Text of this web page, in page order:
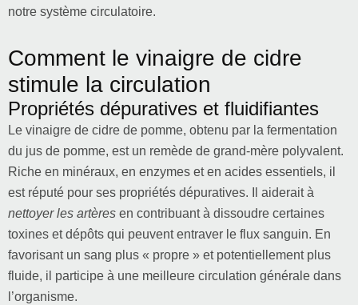
notre système circulatoire.
Comment le vinaigre de cidre
stimule la circulation
Propriétés dépuratives et fluidifiantes
Le vinaigre de cidre de pomme, obtenu par la fermentation
du jus de pomme, est un remède de grand-mère polyvalent.
Riche en minéraux, en enzymes et en acides essentiels, il
est réputé pour ses propriétés dépuratives. Il aiderait à
nettoyer les artères en contribuant à dissoudre certaines
toxines et dépôts qui peuvent entraver le flux sanguin. En
favorisant un sang plus « propre » et potentiellement plus
fluide, il participe à une meilleure circulation générale dans
l’organisme.